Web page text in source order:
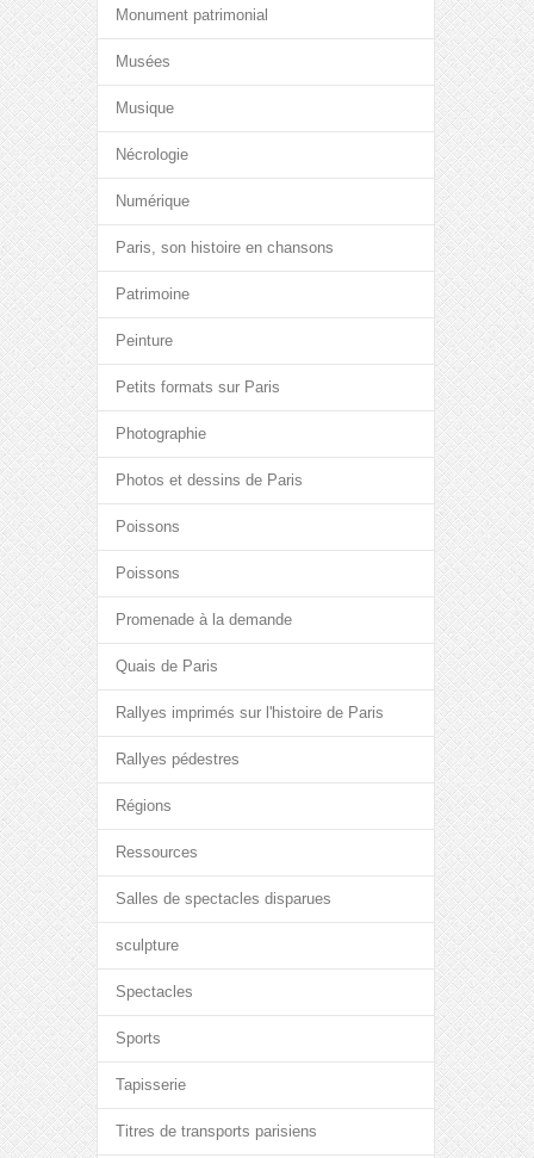
Monument patrimonial
Musées
Musique
Nécrologie
Numérique
Paris, son histoire en chansons
Patrimoine
Peinture
Petits formats sur Paris
Photographie
Photos et dessins de Paris
Poissons
Poissons
Promenade à la demande
Quais de Paris
Rallyes imprimés sur l'histoire de Paris
Rallyes pédestres
Régions
Ressources
Salles de spectacles disparues
sculpture
Spectacles
Sports
Tapisserie
Titres de transports parisiens